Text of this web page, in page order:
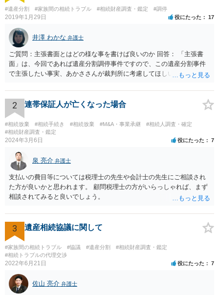
#遺産分割 #家族間の相続トラブル #相続財産調査・鑑定 #調停
2019年1月29日 役にたった 17
井澤 わかな 弁護士
ご質問：主張書面とはどの様な事を書けば良いのか 回答： 「主張書
面」は、今回であれば遺産分割調停事件ですので、この遺産分割事件
で主張したい事実、あかささんが裁判所に考慮してほしいと思う、亡
ります。 もし、主張したい事実や考慮してほしい事情に関連して
資料を持っているようであれば、主張書面とは別で提出できます。も
し、お姉さんに見られたくないような資料がある場合、「非開示の希
望に関する申出書」と共に提出することも考えられます。 ご質問：書
いた方が良い事と書かない方が良い事 回答： お姉さんが申立書の「申
立ての趣旨」のところに書いている遺産の分け方に対して意見があれ
ば、まずそれを書くとよいです。 次に「申立ての理由」のところに、
なぜ調停を申し立てたのか(例えば、あかささんと話合いが出来ない／
決裂した、など)や亡くなった方・あかささん・お姉さん間の事情やい
きさつなどが書かれていると思うので、あかささんから見てそれは違
うと感じるところは、どのように違うのか、など書くとよいです。 そ
の他、お姉さんの申立書には書かれていないけど、どのように遺産を
った等)、それも書くとよいです。 書かない方が良いと思うことは、遺
産分割に関係ない(と思われる)いきさつを沢山盛り込むことだと考えま
す(あくまで遺産分割に関係することに留める方が、裁判所や調停委員
の方に事情を理解してもらいやすいと思います)。
2 連帯保証人が亡くなった場合
#相続放棄 #相続手続き #相続放棄 #M&A・事業承継
#相続人調査・確定
#相続財産調査・鑑定
2024年3月6日 役にたった 7
泉 亮介 弁護士
支払いの費目等については税理士の先生や会計士の先生にご相談され
た方が良いかと思われます。 顧問税理士の方がいらっしゃれば、まず
相談されてみると良いでしょう。
3 遺産相続協議に関して
#家族間の相続トラブル #協議 #遺産分割
#相続財産調査・鑑定
#相続トラブルの代理交渉
2022年6月21日 役にたった 7
佐山 亮介 弁護士